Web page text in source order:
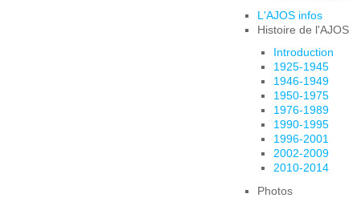
L'AJOS infos
Histoire de l'AJOS
Introduction
1925-1945
1946-1949
1950-1975
1976-1989
1990-1995
1996-2001
2002-2009
2010-2014
Photos